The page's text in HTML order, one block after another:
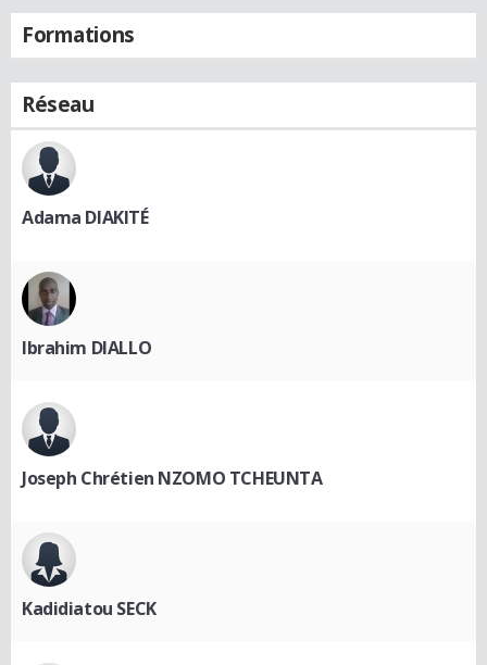
Formations
Réseau
Adama DIAKITÉ
Ibrahim DIALLO
Joseph Chrétien NZOMO TCHEUNTA
Kadidiatou SECK